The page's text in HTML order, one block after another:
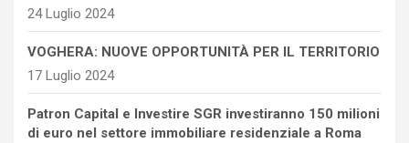
24 Luglio 2024
VOGHERA: NUOVE OPPORTUNITÀ PER IL TERRITORIO
17 Luglio 2024
Patron Capital e Investire SGR investiranno 150 milioni
di euro nel settore immobiliare residenziale a Roma